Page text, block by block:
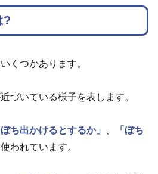
?
くつかあります。
づいている様子を表します。
ぼち出かけるとするか」
「ぼち
われています。